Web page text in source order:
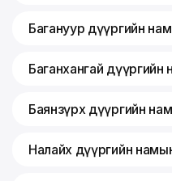
Багануур дүүргийн
Баганхангай
Баянзүрх дүүргийн
Налайх дүүргийн